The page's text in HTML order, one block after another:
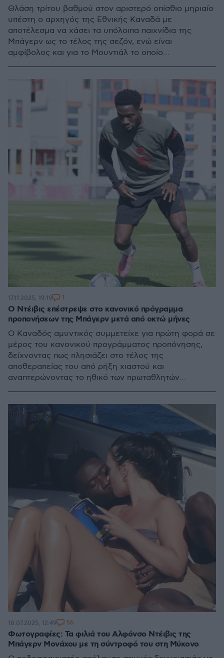
Θλάση τρίτου βαθμού στον αριστερό οπίσθιο μηριαίο
υπέστη ο αρχηγός της Εθνικής Καναδά με
αποτέλεσμα να χάσει τα υπόλοιπα παιχνίδια της
Μπάγερν ως το τέλος της σεζόν, ενώ είναι
αμφίβολος και για το Μουντιάλ το οποίο
Ο Ντέιβις επέστρεψε στο κανονικό πρόγραμμα
προπονήσεων της Μπάγερν μετά από οκτώ μήνες
Ο Καναδός αμυντικός συμμετείχε για πρώτη φορά σε
μέρος του κανονικού προγράμματος προπόνησης,
δείχνοντας πως πλησιάζει στο τέλος της
αποθεραπείας του από ρήξη χιαστού και
αναπτερώνοντας το ηθικό των πρωταθλητών
17.11.2025, 19:19 1
Φωτογραφίες: Τα φιλιά του Αλφόνσο Ντέιβις της
Μπάγερν Μονάχου με τη σύντροφό του στη Μύκονο
18.07.2025, 12:49 56